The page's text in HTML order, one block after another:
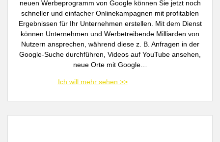
neuen Werbeprogramm von Google können Sie jetzt noch
schneller und einfacher Onlinekampagnen mit profitablen
Ergebnissen für Ihr Unternehmen erstellen. Mit dem Dienst
können Unternehmen und Werbetreibende Milliarden von
Nutzern ansprechen, während diese z. B. Anfragen in der
Google-Suche durchführen, Videos auf YouTube ansehen,
neue Orte mit Google…